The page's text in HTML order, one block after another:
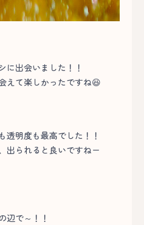
に出会いました！！
えて楽しかったですね😆
透明度も最高でした！！
出られると良いですねー
辺で～！！